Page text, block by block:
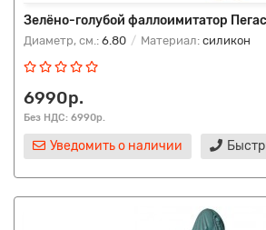
Зелёно-голубой фаллоимитатор
Диаметр, см.: 6.80 Материал: силикон
6990р.
Без НДС: 6990р.
Уведомить о наличии